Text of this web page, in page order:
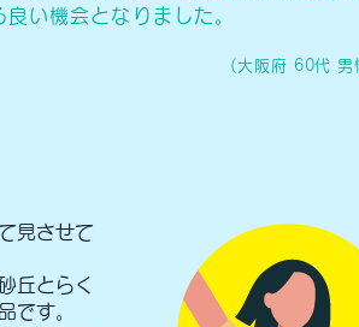
い機会となりました。
(大阪府 60代 男
見させて
丘とらく
です。